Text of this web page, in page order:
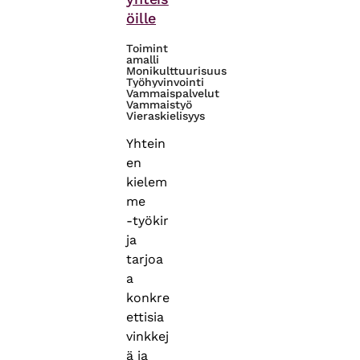
öille
Toimint
amalli
Monikulttuurisuus
Työhyvinvointi
Vammaispalvelut
Vammaistyö
Vieraskielisyys
Yhtein
en
kielem
me
‑työkir
ja
tarjoa
a
konkre
ettisia
vinkkej
ä ja